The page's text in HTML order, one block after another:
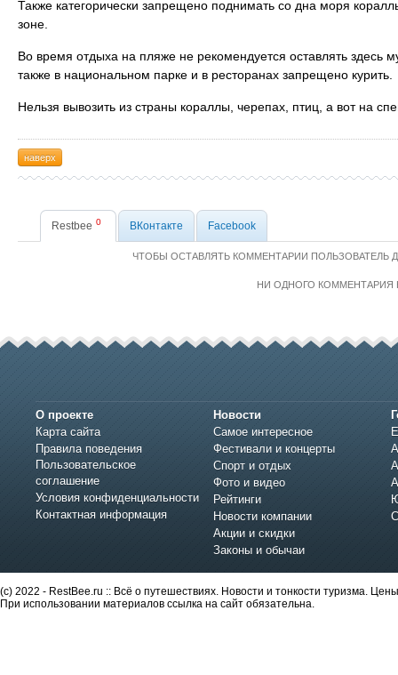
Также категорически запрещено поднимать со дна моря
зоне.
Во время отдыха на пляже не рекомендуется оставлять здесь
также в национальном парке и в ресторанах запрещено курить.
Нельзя вывозить из страны кораллы, черепах, птиц, а вот на
наверх
Restbee 0 ВКонтакте Facebook
ЧТОБЫ ОСТАВЛЯТЬ КОММЕНТАРИИ
НИ ОДНОГО КОММЕНТАРИЯ
О проекте
Карта сайта
Правила поведения
Пользовательское
соглашение
Условия конфиденциальности
Контактная информация
Новости
Самое интересное
Фестивали и концерты
Спорт и отдых
Фото и видео
Рейтинги
Новости компании
Акции и скидки
Законы и обычаи
(c) 2022 - RestBee.ru :: Всё о путешествиях. Новости и тонкости туризма.
При использовании материалов ссылка на сайт обязательна.